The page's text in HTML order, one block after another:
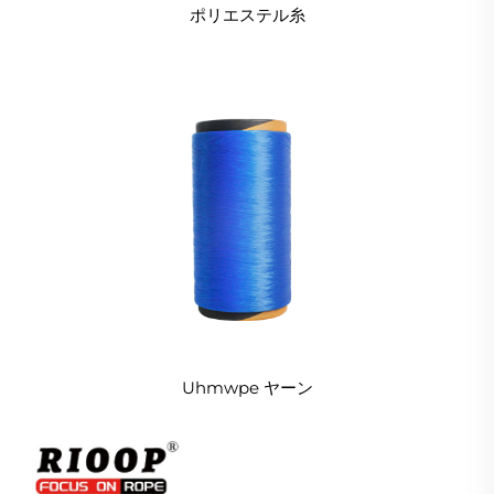
ポリエステル糸
Uhmwpe ヤーン